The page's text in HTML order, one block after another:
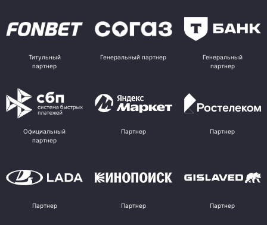
Титульный
партнер
Генеральный партнер
Генеральный
партнер
Официальный
партнер
Партнер Партнер
Партнер Партнер Партнер